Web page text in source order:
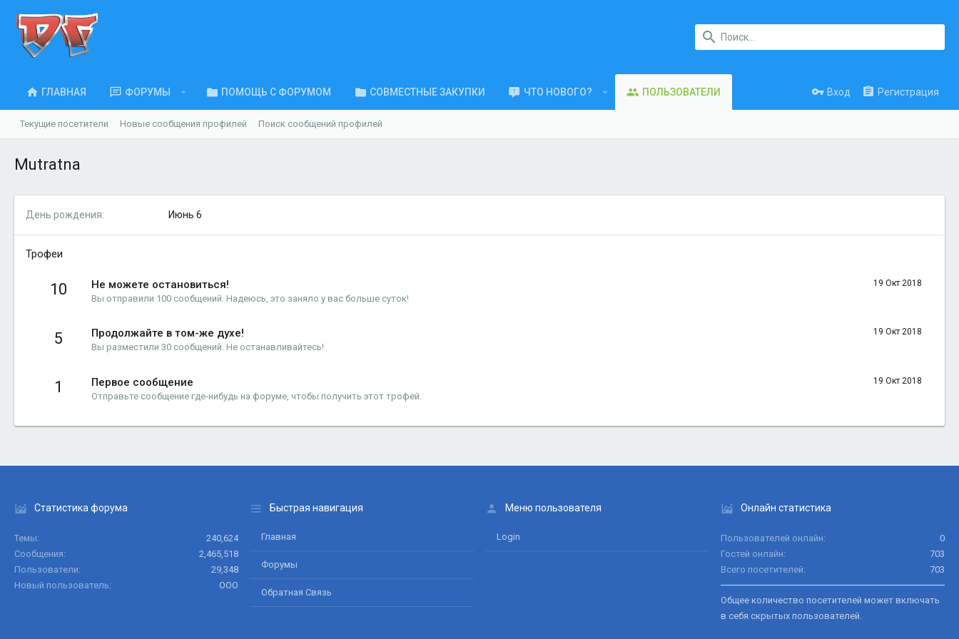
ГЛАВНАЯ ФОРУМЫ ПОМОЩЬ С ФОРУМОМ СОВМЕСТНЫЕ ЗАКУПКИ ЧТО НОВОГО? ПОЛЬЗОВАТЕЛИ Вход Регистрация
Текущие посетители Новые сообщения профилей Поиск сообщений профилей
Mutratna
День рождения Июнь 6
Трофеи
10 19 Окт 2018
Не можете остановиться!
Вы отправили 100 сообщений. Надеюсь, это заняло у вас больше суток!
5 19 Окт 2018
Продолжайте в том-же духе!
Вы разместили 30 сообщений. Не останавливайтесь!
1 19 Окт 2018
Первое сообщение
Отправьте сообщение где-нибудь на форуме, чтобы получить этот трофей.
Статистика форума
Темы
240,624
Сообщения
2,465,518
Пользователи
29,348
Новый пользователь
ООО
Быстрая навигация
Главная
Форумы
Обратная Связь
Меню пользователя
Login
Онлайн статистика
Пользователей онлайн
0
Гостей онлайн
703
Всего посетителей
703
Общее количество посетителей может включать
в себя скрытых пользователей.